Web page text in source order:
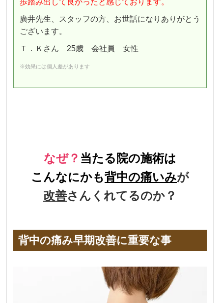
歩踏み出して良かったと感じております。
廣井先生、スタッフの方、お世話になりありがとう
ございます。
Ｔ．Ｋさん 25歳 会社員 女性
※効果には個人差があります
なぜ？ 当たる院の施術は
こんなにかも背中の痛いみが
改善さんくれてるのか？
背中の痛み早期改善に重要な事